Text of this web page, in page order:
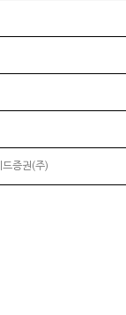
증권(주)